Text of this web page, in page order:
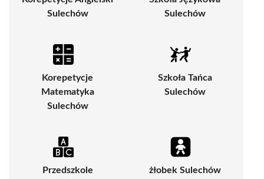
Sulechów
Sulechów
Korepetycje
Matematyka
Sulechów
Szkoła Tańca
Sulechów
Przedszkole
żłobek Sulechów